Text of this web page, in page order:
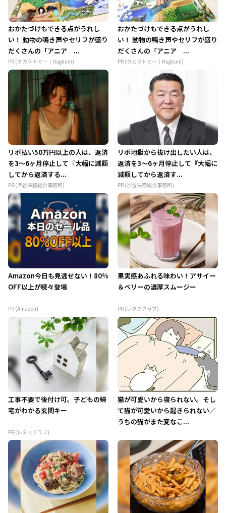
おかたづけもできる点がうれし
い！ 動物の鳴き声やセリフが盛り
だくさんの「アニア ...
PR (タカラトミー｜Hugkum)
おかたづけもできる点がうれし
い！ 動物の鳴き声やセリフが盛り
だくさんの「アニア ...
PR (タカラトミー｜Hugkum)
リボ払い50万円以上の人は、返済
を3～6ヶ月停止して『大幅に減額
してから返済する...
PR (渋谷法務総合事務所)
リボ地獄から抜け出したい人は、
返済を3～6ヶ月停止して『大幅に
減額してから返済す...
PR (渋谷法務総合事務所)
Amazon今日も見逃せない！80%
OFF以上が続々登場
PR (Amazon)
果実感あふれる味わい！アサイー
＆ベリーの濃厚スムージー
PR (レタスクラブ)
工事不要で後付け可。子どもの帰
宅がわかる玄関キー
PR (レタスクラブ)
猫が可愛いから寝られない。そし
て猫が可愛いから起きられない／
うちの猫がまた変なこ...